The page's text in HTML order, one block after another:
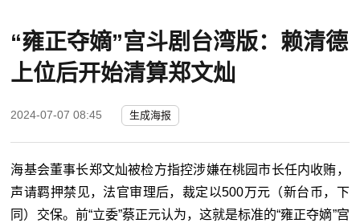
“雍正夺嫡”宫斗剧台湾版：赖清德
上位后开始清算郑文灿
2024-07-07 08:45 生成海报
海基会董事长郑文灿被检方指控涉嫌在桃园市长任内收贿，
声请羁押禁见，法官审理后，裁定以500万元（新台币，下
同）交保。前“立委”蔡正元认为，这就是标准的“雍正夺嫡”宫